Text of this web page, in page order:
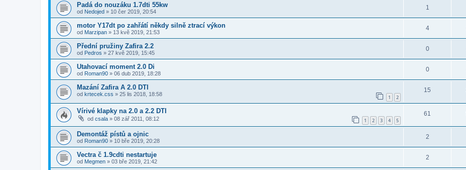
Padá do nouzáku 1.7dti 55kw
od Nedojed » 10 čer 2019, 20:54
1
motor Y17dt po zahřátí někdy silně ztrací výkon
od Marzipan » 13 kvě 2019, 21:53
4
Přední pružiny Zafira 2.2
od Pedros » 27 kvě 2019, 15:45
0
Utahovací moment 2.0 Di
od Roman90 » 06 dub 2019, 18:28
0
Mazání Zafira A 2.0 DTI
od krtecek.css » 25 lis 2018, 18:58 1 2
15
Vírivé klapky na 2.0 a 2.2 DTI
od csala » 08 zář 2011, 08:12 1 2 3 4 5
61
Demontáž pístů a ojnic
od Roman90 » 10 bře 2019, 20:28
2
Vectra č 1.9cdti nestartuje
od Megmen » 03 bře 2019, 21:42
2